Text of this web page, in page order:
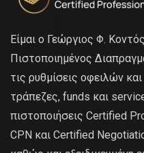
Είμαι ο Γεώργιος Φ.
Πιστοποιημένος
τις ρυθμίσεις οφειλών
τράπεζες, funds και
πιστοποιήσεις Certified
CPN και Certified